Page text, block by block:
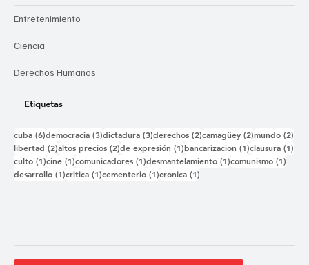
Entretenimiento
Ciencia
Derechos Humanos
Etiquetas
cuba (6)6 entradas
democracia (3)3 entradas
dictadura (3)3 entradas
derechos (2)2 entradas
camagüey (2)2 entradas
mundo (2)
libertad (2)2 entradas
altos precios (2)2 entradas
de expresión (1)1 entrada
bancarizacion (1)1 entrada
clausura (1)
culto (1)1 entrada
cine (1)1 entrada
comunicadores (1)1 entrada
desmantelamiento (1)1 entrada
comunismo (1)
desarrollo (1)1 entrada
critica (1)1 entrada
cementerio (1)1 entrada
cronica (1)